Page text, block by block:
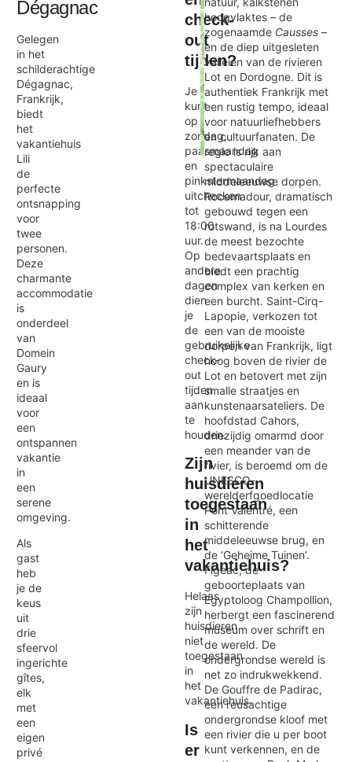
Dégagnac
Gelegen
in het
schilderachtige
Dégagnac,
Frankrijk,
biedt
het
vakantiehuis
Lili
de
perfecte
ontsnapping
voor
twee
personen.
Deze
charmante
accommodatie
is
onderdeel
van
Domein
Gaury
en is
ideaal
voor
een
ontspannen
vakantie
in
een
serene
omgeving.
Als
gast
heb
je de
keus
uit
drie
sfeervol
ingerichte
gîtes,
elk
met
een
eigen
privé
check-
out
tijden?
Je
kunt
op
zondag,
paasmaandag
en
pinkstermaandag
uitchecken
tot
18:00
uur.
Op
andere
dagen
dien
je
de
gebruikelijke
check-
out
tijden
aan
te
houden.
Zijn
huisdieren
toegestaan
in
het
vakantiehuis?
Helaas
zijn
huisdieren
niet
toegestaan
in
het
vakantiehuis.
Is
er
Exit map
hoogvlaktes – de
zogenaamde Causses –
en de diep uitgesleten
valleien van de rivieren
Lot en Dordogne. Dit is
authentiek Frankrijk met
een rustig tempo, ideaal
voor natuurliefhebbers
en cultuurfanaten. De
regio is rijk aan
spectaculaire
middeleeuwse dorpen.
Rocamadour, dramatisch
gebouwd tegen een
rotswand, is na Lourdes
de meest bezochte
bedevaartsplaats en
biedt een prachtig
complex van kerken en
een burcht. Saint-Cirq-
Lapopie, verkozen tot
een van de mooiste
dorpen van Frankrijk, ligt
hoog boven de rivier de
Lot en betovert met zijn
smalle straatjes en
kunstenaarsateliers. De
hoofdstad Cahors,
driezijdig omarmd door
een meander van de
rivier, is beroemd om de
UNESCO-
werelderfgoedlocatie
Pont Valentré, een
schitterende
middeleeuwse brug, en
de ‘Geheime Tuinen’.
Figeac, de
geboorteplaats van
Egyptoloog Champollion,
herbergt een fascinerend
museum over schrift en
de wereld. De
ondergrondse wereld is
net zo indrukwekkend.
De Gouffre de Padirac,
een reusachtige
ondergrondse kloof met
een rivier die u per boot
kunt verkennen, en de